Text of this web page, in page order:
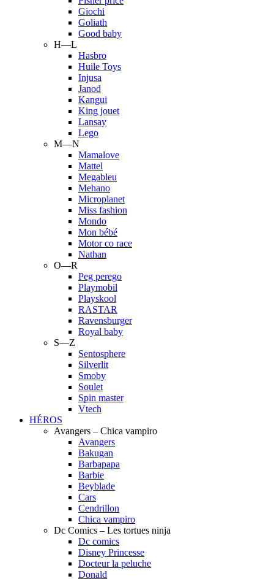
Giochi
Goliath
Good baby
H—L
Hasbro
Huile Toys
Injusa
Janod
Kangui
King jouet
Lansay
Lego
M—N
Mamalove
Mattel
Megableu
Mehano
Microplanet
Miss fashion
Mondo
Mon bébé
Motor co race
Nathan
O—R
Peg perego
Playmobil
Playskool
RASTAR
Ravensburger
Royal baby
S—Z
Sentosphere
Silverlit
Smoby
Soulet
Spin master
Vtech
HÉROS
Avangers – Chica vampiro
Avangers
Bakugan
Barbapapa
Barbie
Beyblade
Cars
Cendrillon
Chica vampiro
Dc Comics – Les tortues ninja
Dc comics
Disney Princesse
Docteur la peluche
Donald